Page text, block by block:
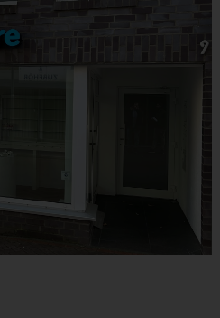
H312
H412 Schädlich für
P101 Ist ärztlicher Rat
Kennzeichnungsetikett
P102 Darf nicht in die
P264 Nach Gebrauch …
P270 Bei Gebrauch nicht
P301+P310 BEI